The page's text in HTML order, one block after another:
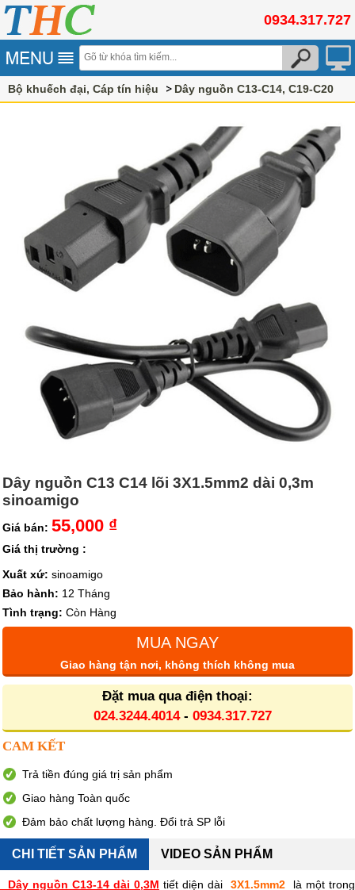
0934.317.727
Bộ khuếch đại, Cáp tín hiệu Dây nguồn C13-C14, C19-C20
Dây nguồn C13 C14 lõi 3X1.5mm2 dài 0,3m
sinoamigo
Giá bán: 55,000 ₫
Giá thị trường :
Xuất xứ: sinoamigo
Bảo hành: 12 Tháng
Tình trạng: Còn Hàng
MUA NGAY
Giao hàng tận nơi, không thích không mua
Đặt mua qua điện thoại:
024.3244.4014- 0934.317.727
CAM KẾT
Trả tiền đúng giá trị sản phẩm
Giao hàng Toàn quốc
Đảm bảo chất lượng hàng. Đổi trả SP lỗi
CHI TIẾT SẢN PHẨM VIDEO SẢN PHẨM
Dây nguồn C13-14 dài 0,3M tiết diện dài 3X1.5mm2
là một trong